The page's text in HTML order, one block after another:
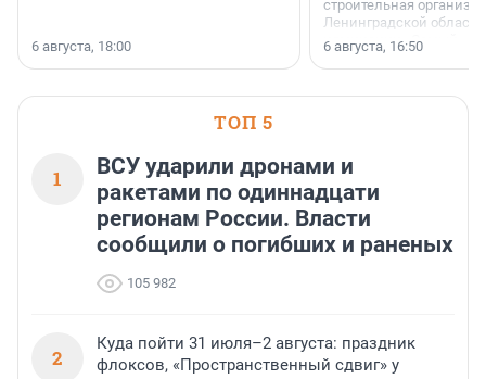
6 августа, 18:00
строительная
Ленинградской области
номинации «Самый
застройщик
области».
6 августа, 16:50
ТОП 5
1
ВСУ ударили дронами и
ракетами по одиннадцати
регионам России. Власти
сообщили о погибших и раненых
105 982
2
Куда пойти 31 июля–2 августа: праздник
флоксов, «Пространственный сдвиг» у